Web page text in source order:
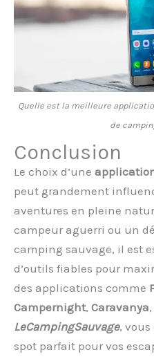
Quelle est la meilleure
de
Conclusion
Le choix d’une
peut grandement
aventures en pleine
campeur aguerri ou un
camping sauvage, il est
d’outils fiables pour
des applications comme
Campernight, Caravanya
LeCampingSauvage, vous
spot parfait pour vos